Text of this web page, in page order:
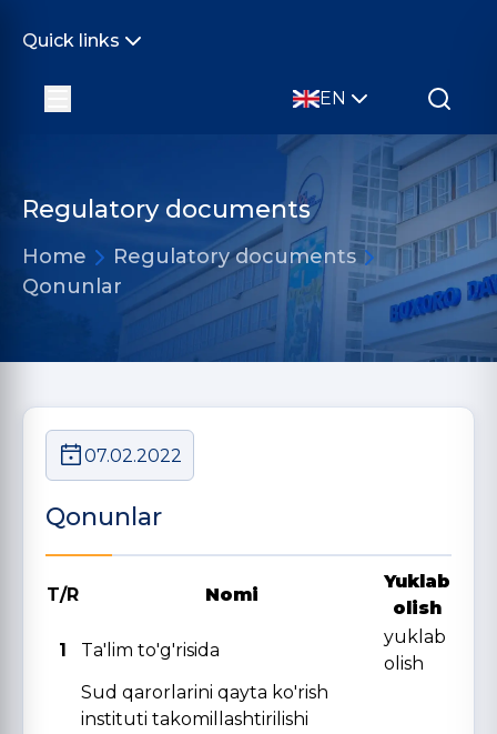
Quick links
EN
Regulatory documents
Home
Regulatory documents
Qonunlar
07.02.2022
Qonunlar
T/R Nomi
Yuklab
olish
1
Ta'lim to'g'risida
yuklab
olish
Sud qarorlarini qayta ko'rish
instituti takomillashtirilishi